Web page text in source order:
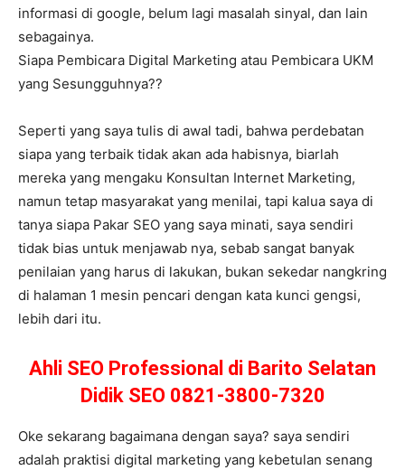
informasi di google, belum lagi masalah sinyal, dan lain
sebagainya.
Siapa Pembicara Digital Marketing atau Pembicara UKM
yang Sesungguhnya??
Seperti yang saya tulis di awal tadi, bahwa perdebatan
siapa yang terbaik tidak akan ada habisnya, biarlah
mereka yang mengaku Konsultan Internet Marketing,
namun tetap masyarakat yang menilai, tapi kalua saya di
tanya siapa Pakar SEO yang saya minati, saya sendiri
tidak bias untuk menjawab nya, sebab sangat banyak
penilaian yang harus di lakukan, bukan sekedar nangkring
di halaman 1 mesin pencari dengan kata kunci gengsi,
lebih dari itu.
Ahli SEO Professional di Barito Selatan
Didik SEO 0821-3800-7320
Oke sekarang bagaimana dengan saya? saya sendiri
adalah praktisi digital marketing yang kebetulan senang